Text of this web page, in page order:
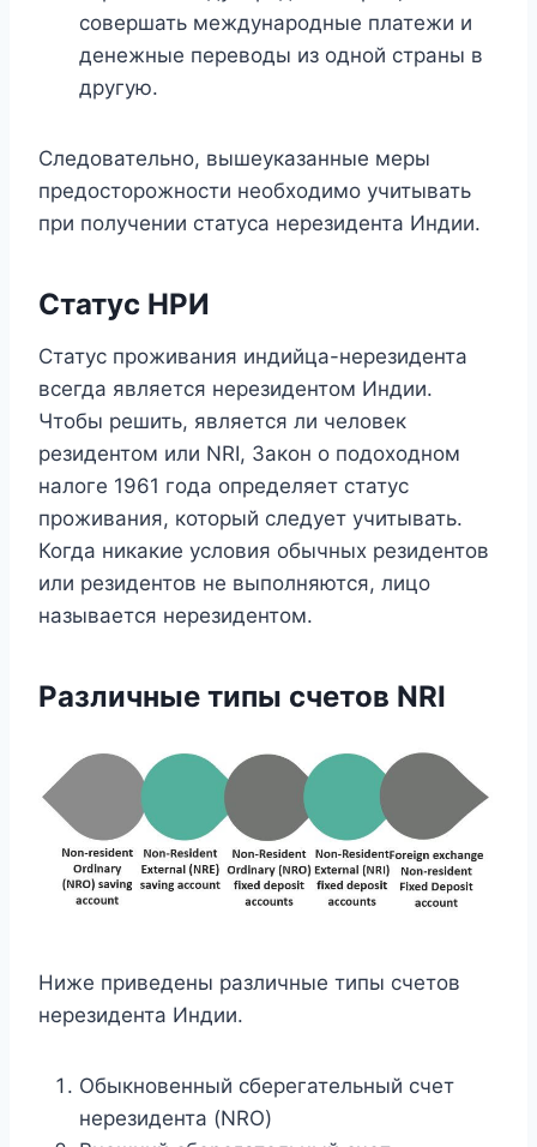
совершать международные платежи и
денежные переводы из одной страны в
другую.
Следовательно, вышеуказанные меры
предосторожности необходимо учитывать
при получении статуса нерезидента Индии.
Статус НРИ
Статус проживания индийца-нерезидента
всегда является нерезидентом Индии.
Чтобы решить, является ли человек
резидентом или NRI, Закон о подоходном
налоге 1961 года определяет статус
проживания, который следует учитывать.
Когда никакие условия обычных резидентов
или резидентов не выполняются, лицо
называется нерезидентом.
Различные типы счетов NRI
Ниже приведены различные типы счетов
нерезидента Индии.
Обыкновенный сберегательный счет
нерезидента (NRO)